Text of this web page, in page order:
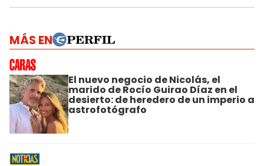
MÁS EN
El nuevo negocio de Nicolás, el
marido de Rocío Guirao Díaz en el
desierto: de heredero de un imperio a
astrofotógrafo